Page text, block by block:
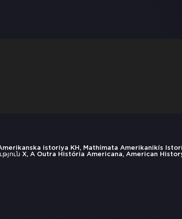
istoriya KH, Mathímata Amerikanikís
X, A Outra História Americana, American